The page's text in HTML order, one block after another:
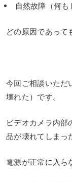
自然故障（何も
どの原因であって
今回ご相談いただ
壊れた）です。
ビデオカメラ内部
品が壊れてしまっ
電源が正常に入ら